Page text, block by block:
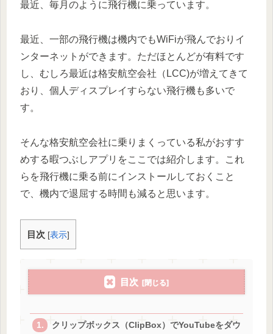
最近、毎月のように飛行機に乗っています。
最近、一部の飛行機は機内でもWiFiが飛んでおりイ
ンターネットができます。ただほとんどが有料です
し、むしろ最近は格安航空会社（LCC)が増えてきて
おり、個人ディスプレイすらない飛行機も多いで
す。
そんな格安航空会社に乗りまくっている私がおすす
めする暇つぶしアプリをここでは紹介します。これ
らを飛行機に乗る前にインストールしておくこと
で、機内で退屈する時間も減ると思います。
目次 [表示]
目次
クリップボックス（ClipBox）でYouTubeをダウ